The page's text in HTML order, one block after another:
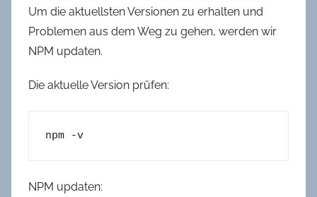
Um die aktuellsten Versionen zu erhalten und
Problemen aus dem Weg zu gehen, werden wir
NPM updaten.
Die aktuelle Version prüfen:
npm -v
NPM updaten: